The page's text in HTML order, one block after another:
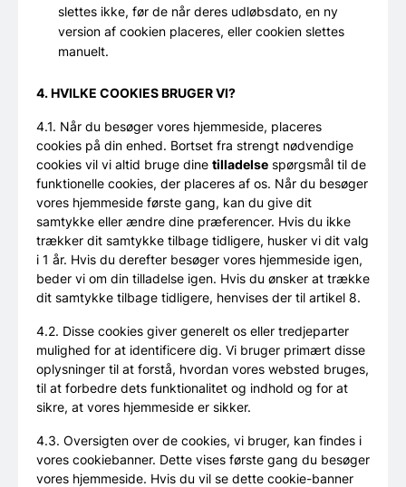
slettes ikke, før de når deres udløbsdato, en ny
version af cookien placeres, eller cookien slettes
manuelt.
4. HVILKE COOKIES BRUGER VI?
4.1. Når du besøger vores hjemmeside, placeres
cookies på din enhed. Bortset fra strengt nødvendige
cookies vil vi altid bruge dine tilladelse spørgsmål til de
funktionelle cookies, der placeres af os. Når du besøger
vores hjemmeside første gang, kan du give dit
samtykke eller ændre dine præferencer. Hvis du ikke
trækker dit samtykke tilbage tidligere, husker vi dit valg
i 1 år. Hvis du derefter besøger vores hjemmeside igen,
beder vi om din tilladelse igen. Hvis du ønsker at trække
dit samtykke tilbage tidligere, henvises der til artikel 8.
4.2. Disse cookies giver generelt os eller tredjeparter
mulighed for at identificere dig. Vi bruger primært disse
oplysninger til at forstå, hvordan vores websted bruges,
til at forbedre dets funktionalitet og indhold og for at
sikre, at vores hjemmeside er sikker.
4.3. Oversigten over de cookies, vi bruger, kan findes i
vores cookiebanner. Dette vises første gang du besøger
vores hjemmeside. Hvis du vil se dette cookie-banner